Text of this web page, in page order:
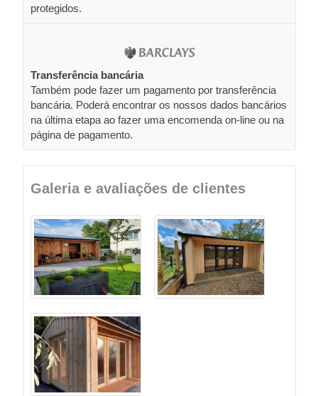
protegidos.
Transferência bancária
Também pode fazer um pagamento por transferência
bancária. Poderá encontrar os nossos dados bancários
na última etapa ao fazer uma encomenda on-line ou na
página de pagamento.
Galeria e avaliações de clientes